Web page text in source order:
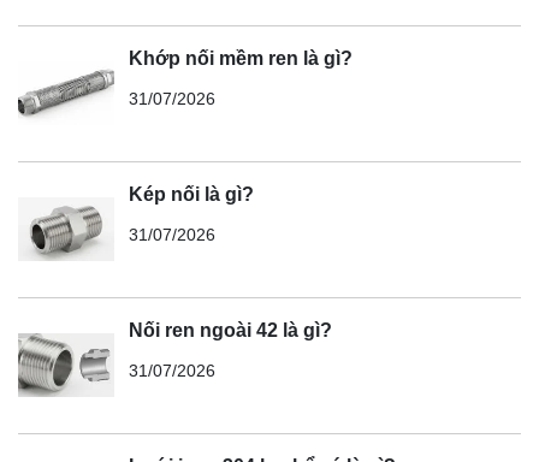
Khớp nối mềm ren là gì?
31/07/2026
Kép nối là gì?
31/07/2026
Nối ren ngoài 42 là gì?
31/07/2026